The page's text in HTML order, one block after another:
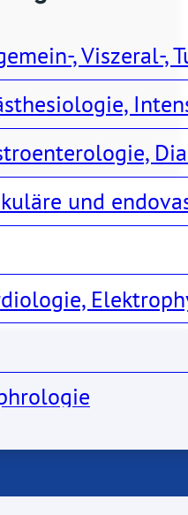
, Viszeral-,
und
und
Unfall-